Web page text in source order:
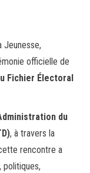
Jeunesse,
officielle de
Fichier Électoral
du
, à travers la
rencontre a
politiques,